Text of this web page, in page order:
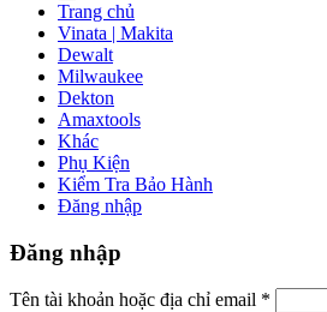
Trang chủ
Vinata | Makita
Dewalt
Milwaukee
Dekton
Amaxtools
Khác
Phụ Kiện
Kiểm Tra Bảo Hành
Đăng nhập
Đăng nhập
Tên tài khoản hoặc địa chỉ email *